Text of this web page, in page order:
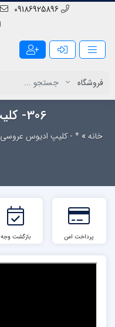
09186925896
306- کلیپ رقص ادیوس
خانه» * - کلیپ ادیوس عروسی
پرداخت امن بازگشت وجه